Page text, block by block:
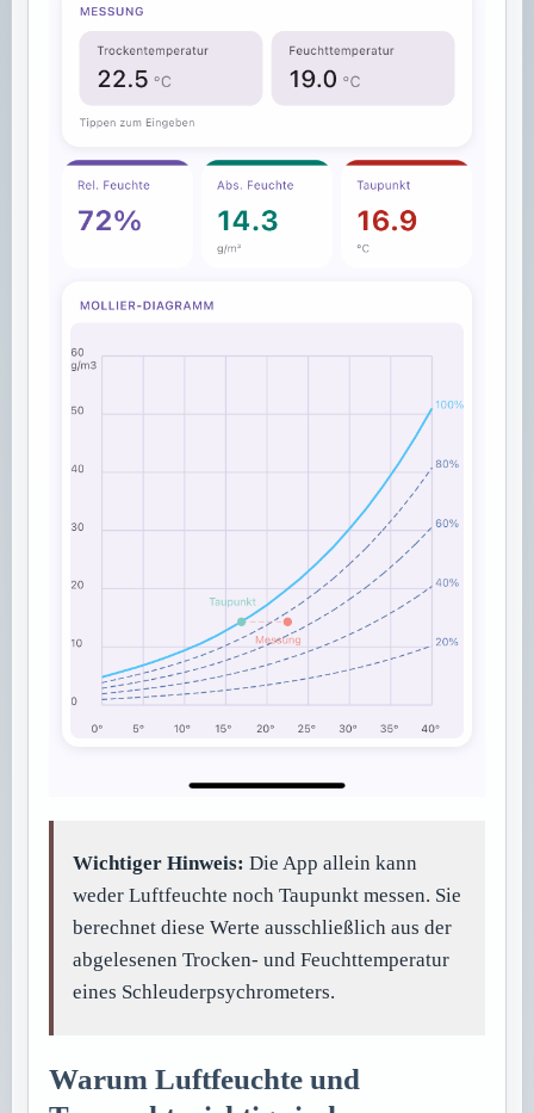
Wichtiger Hinweis: Die App allein kann
weder Luftfeuchte noch Taupunkt messen. Sie
berechnet diese Werte ausschließlich aus der
abgelesenen Trocken- und Feuchttemperatur
eines Schleuderpsychrometers.
Warum Luftfeuchte und